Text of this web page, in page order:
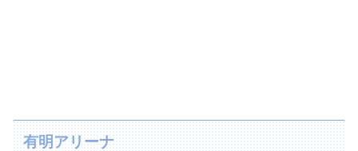
有明アリーナ